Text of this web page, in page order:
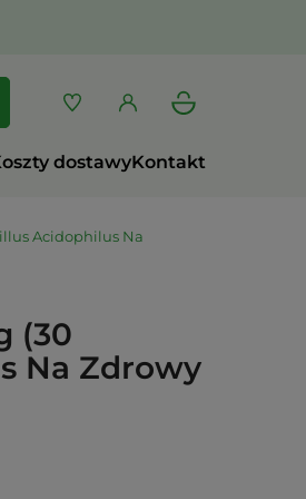
dostawyKontakt
Acidophilus Na
(30
Na Zdrowy